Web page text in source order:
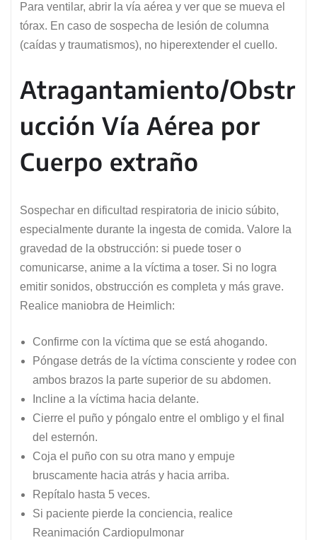
Para ventilar, abrir la vía aérea y ver que se mueva el
tórax. En caso de sospecha de lesión de columna
(caídas y traumatismos), no hiperextender el cuello.
Atragantamiento/Obstr
ucción Vía Aérea por
Cuerpo extraño
Sospechar en dificultad respiratoria de inicio súbito,
especialmente durante la ingesta de comida. Valore la
gravedad de la obstrucción: si puede toser o
comunicarse, anime a la víctima a toser. Si no logra
emitir sonidos, obstrucción es completa y más grave.
Realice maniobra de Heimlich:
Confirme con la víctima que se está ahogando.
Póngase detrás de la víctima consciente y rodee con
ambos brazos la parte superior de su abdomen.
Incline a la víctima hacia delante.
Cierre el puño y póngalo entre el ombligo y el final
del esternón.
Coja el puño con su otra mano y empuje
bruscamente hacia atrás y hacia arriba.
Repítalo hasta 5 veces.
Si paciente pierde la conciencia, realice
Reanimación Cardiopulmonar